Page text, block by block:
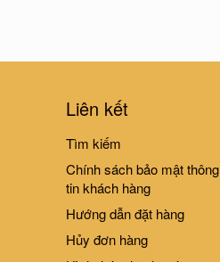
Liên kết
Tìm kiếm
Chính sách bảo mật thông
tin khách hàng
Hướng dẫn đặt hàng
Hủy đơn hàng